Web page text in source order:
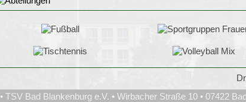
• TSV Bad Blankenburg e.V. • Wirbacher Straße 10 • 07422